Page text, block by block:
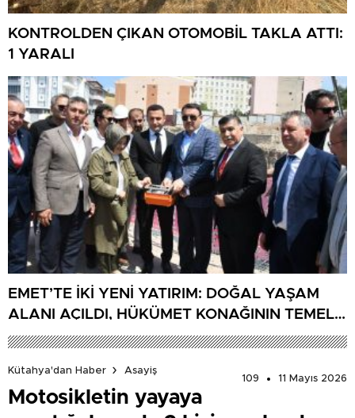
KONTROLDEN ÇIKAN OTOMOBİL TAKLA ATTI:
1 YARALI
EMET’TE İKİ YENİ YATIRIM: DOĞAL YAŞAM
ALANI AÇILDI, HÜKÜMET KONAĞININ TEMELİ
ATILDI
Kütahya'dan Haber
Asayiş
109
11 Mayıs 2026
Motosikletin yayaya